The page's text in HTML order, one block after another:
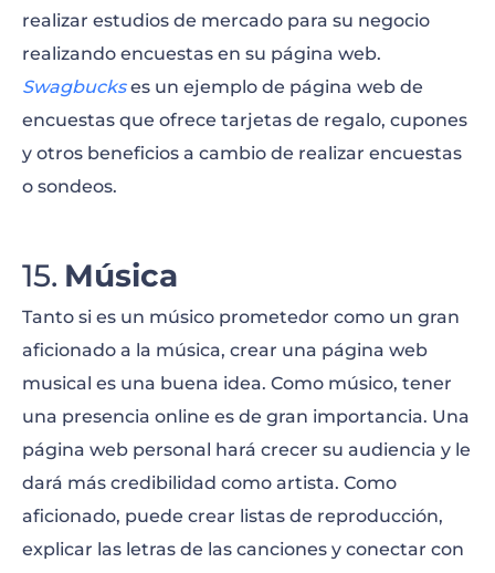
realizar estudios de mercado para su negocio
realizando encuestas en su página web.
Swagbuckses un ejemplo de página web de
encuestas que ofrece tarjetas de regalo, cupones
y otros beneficios a cambio de realizar encuestas
o sondeos.
Música
Tanto si es un músico prometedor como un gran
aficionado a la música, crear una página web
musical es una buena idea. Como músico, tener
una presencia online es de gran importancia. Una
página web personal hará crecer su audiencia y le
dará más credibilidad como artista. Como
aficionado, puede crear listas de reproducción,
explicar las letras de las canciones y conectar con